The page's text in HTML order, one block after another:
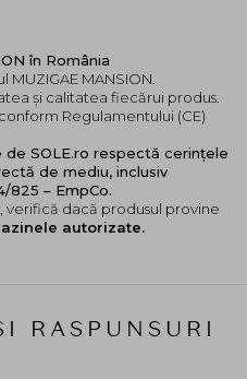
în România
MANSION.
și calitatea fiecărui produs.
Regulamentului (CE)
SOLE.ro respectă cerințele
de mediu, inclusiv
825 – EmpCo.
dacă produsul provine
autorizate.
RASPUNSURI